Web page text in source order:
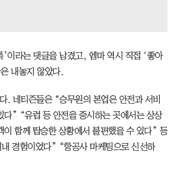
이라는 댓글을 남겼고, 엠마 역시 직접 ‘좋아
내놓지 않았다.
. 네티즌들은 “승무원의 본업은 안전과 서비
” “유럽 등 안전을 중시하는 곳에서는 상상
함께 탑승한 상황에서 불편했을 수 있다” 등
경험이었다” “항공사 마케팅으로 신선하